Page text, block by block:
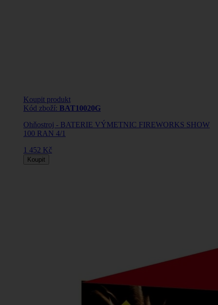
Koupit produkt
Kód zboží: BAT10020G
Ohňostroj - BATERIE VÝMETNIC FIREWORKS SHOW
100 RAN 4/1
1 452 Kč
Koupit